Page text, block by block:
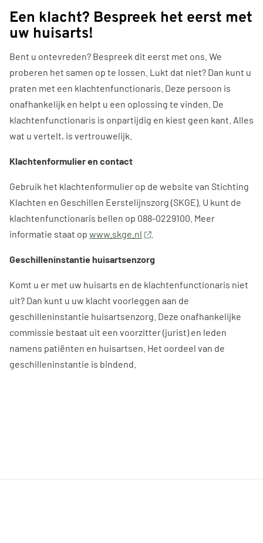
Een klacht? Bespreek het eerst met
uw huisarts!
Bent u ontevreden? Bespreek dit eerst met ons. We
proberen het samen op te lossen. Lukt dat niet? Dan kunt u
praten met een klachtenfunctionaris. Deze persoon is
onafhankelijk en helpt u een oplossing te vinden. De
klachtenfunctionaris is onpartijdig en kiest geen kant. Alles
wat u vertelt, is vertrouwelijk.
Klachtenformulier en contact
Gebruik het klachtenformulier op de website van Stichting
Klachten en Geschillen Eerstelijnszorg (SKGE). U kunt de
klachtenfunctionaris bellen op 088-0229100. Meer
informatie staat op www.skge.nl .
Geschilleninstantie huisartsenzorg
Komt u er met uw huisarts en de klachtenfunctionaris niet
uit? Dan kunt u uw klacht voorleggen aan de
geschilleninstantie huisartsenzorg. Deze onafhankelijke
commissie bestaat uit een voorzitter (jurist) en leden
namens patiënten en huisartsen. Het oordeel van de
geschilleninstantie is bindend.